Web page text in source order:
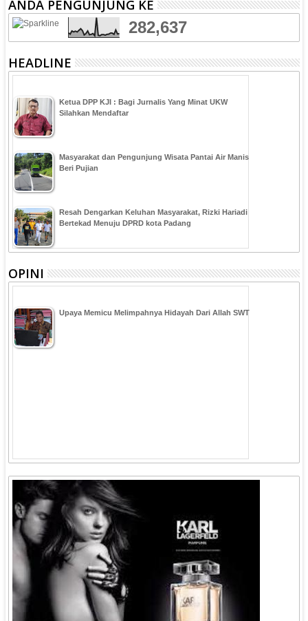
ANDA PENGUNJUNG KE
282,637
HEADLINE
Ketua DPP KJI : Bagi Jurnalis Yang Minat UKW
Silahkan Mendaftar
Masyarakat dan Pengunjung Wisata Pantai Air Manis
Beri Pujian
Resah Dengarkan Keluhan Masyarakat, Rizki Hariadi
Bertekad Menuju DPRD kota Padang
OPINI
Upaya Memicu Melimpahnya Hidayah Dari Allah SWT